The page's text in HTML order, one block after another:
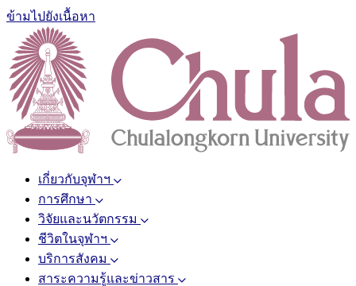
ข้ามไปยังเนื้อหา
เกี่ยวกับจุฬาฯ
การศึกษา
วิจัยและนวัตกรรม
ชีวิตในจุฬาฯ
บริการสังคม
สาระความรู้และข่าวสาร